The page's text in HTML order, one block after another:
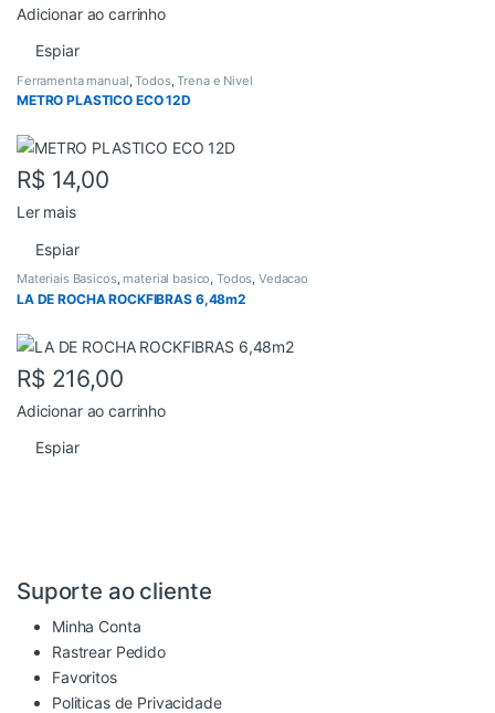
Adicionar ao carrinho
Espiar
Ferramenta manual ,Todos,Trena e Nivel
METRO PLASTICO ECO 12D
R$ 14,00
Ler mais
Espiar
Materiais Basicos, material basico, Todos,Vedacao
LA DE ROCHA ROCKFIBRAS 6,48m2
R$ 216,00
Adicionar ao carrinho
Espiar
Suporte ao cliente
Minha Conta
Rastrear Pedido
Favoritos
Politicas de Privacidade